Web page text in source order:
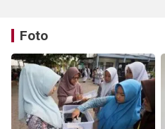
Foto